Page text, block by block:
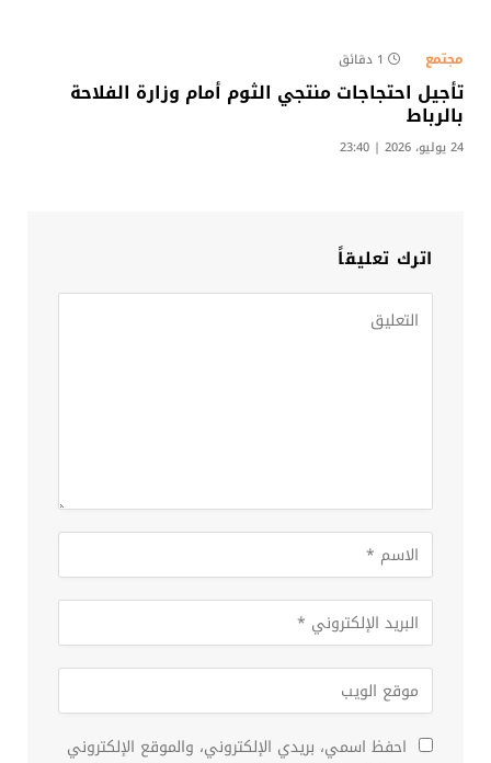
مجتمع 1 دقائق
تأجيل احتجاجات منتجي الثوم أمام وزارة الفلاحة
بالرباط
24 يوليو، 2026 | 23:40
اترك تعليقاً
احفظ اسمي، بريدي الإلكتروني، والموقع الإلكتروني